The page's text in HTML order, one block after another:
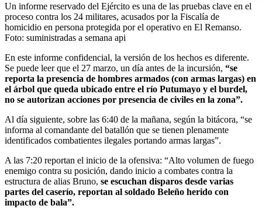
Un informe reservado del Ejército es una de las pruebas clave en el
proceso contra los 24 militares, acusados por la Fiscalía de
homicidio en persona protegida por el operativo en El Remanso.
Foto: suministradas a semana api
En este informe confidencial, la versión de los hechos es diferente.
Se puede leer que el 27 marzo, un día antes de la incursión, “se
reporta la presencia de hombres armados (con armas largas) en
el árbol que queda ubicado entre el río Putumayo y el burdel,
no se autorizan acciones por presencia de civiles en la zona”.
Al día siguiente, sobre las 6:40 de la mañana, según la bitácora, “se
informa al comandante del batallón que se tienen plenamente
identificados combatientes ilegales portando armas largas”.
A las 7:20 reportan el inicio de la ofensiva: “Alto volumen de fuego
enemigo contra su posición, dando inicio a combates contra la
estructura de alias Bruno, se escuchan disparos desde varias
partes del caserío, reportan al soldado Beleño herido con
impacto de bala”.